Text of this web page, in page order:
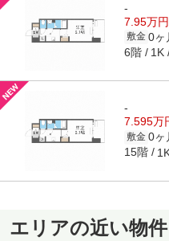
-
7.95万円
敷金 0ヶ
6階 1K
-
7.595万
敷金 0ヶ
15階
エリアの近い物件